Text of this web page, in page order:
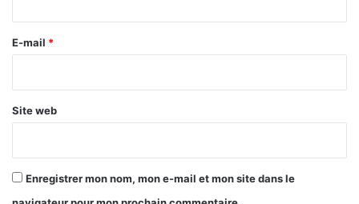
e
E-mail *
Site web
Enregistrer mon nom, mon e-mail et mon site dans le